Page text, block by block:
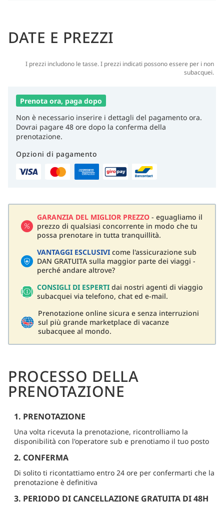
facile accesso a tutti i migliori punti d'immersione
DATE E PREZZI
I prezzi includono le tasse. I prezzi indicati possono essere per i non
subacquei.
Prenota ora, paga dopo
Non è necessario inserire i dettagli del pagamento ora.
Dovrai pagare 48 ore dopo la conferma della
prenotazione.
Opzioni di pagamento
GARANZIA DEL MIGLIOR PREZZO - eguagliamo il
prezzo di qualsiasi concorrente in modo che tu
possa prenotare in tutta tranquillità.
VANTAGGI ESCLUSIVI come l'assicurazione sub
DAN GRATUITA sulla maggior parte dei viaggi -
perché andare altrove?
CONSIGLI DI ESPERTI dai nostri agenti di viaggio
subacquei via telefono, chat ed e-mail.
Prenotazione online sicura e senza interruzioni
sul più grande marketplace di vacanze
subacquee al mondo.
PROCESSO DELLA
PRENOTAZIONE
1. PRENOTAZIONE
Una volta ricevuta la prenotazione, ricontrolliamo la
disponibilità con l'operatore sub e prenotiamo il tuo posto
2. CONFERMA
Di solito ti ricontattiamo entro 24 ore per confermarti che la
prenotazione è definitiva
3. PERIODO DI CANCELLAZIONE GRATUITA DI 48H